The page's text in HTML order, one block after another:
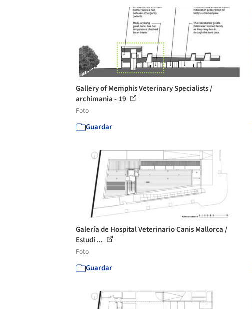
Gallery of Memphis Veterinary Specialists /
archimania - 19
Foto
Guardar
Galería de Hospital Veterinario Canis Mallorca /
Estudi ...
Foto
Guardar